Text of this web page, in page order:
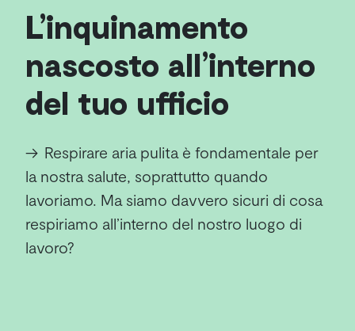
L’inquinamento
nascosto all’interno
del tuo ufficio
→ Respirare aria pulita è fondamentale per
la nostra salute, soprattutto quando
lavoriamo. Ma siamo davvero sicuri di cosa
respiriamo all’interno del nostro luogo di
lavoro?